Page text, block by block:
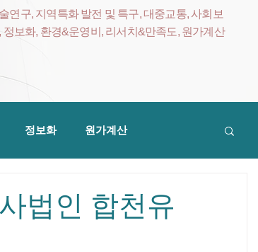
정보화 원가계산
법인 합천유
연구, 지역특화 발전 및 특구, 대중교통, 사회보
정보화, 환경&운영비 , 리서치&만족도, 원가계산